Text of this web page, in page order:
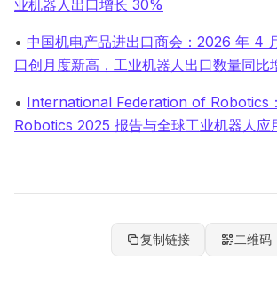
业机器人出口增长 30%
• 中国机电产品进出口商会：2026 年 4
口创月度新高，工业机器人出口数量同比
• International Federation of Robotics
Robotics 2025 报告与全球工业机器人应
复制链接 二维码